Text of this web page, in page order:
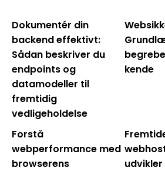
Dokumentér din
backend effektivt:
Sådan beskriver du
endpoints og
datamodeller til
fremtidig
vedligeholdelse
kende
Forstå
webperformance med
browserens